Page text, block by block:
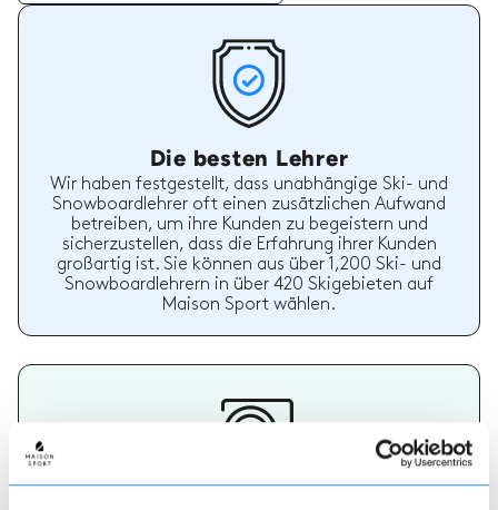
Die besten Lehrer
Wir haben festgestellt, dass unabhängige Ski- und
Snowboardlehrer oft einen zusätzlichen Aufwand
betreiben, um ihre Kunden zu begeistern und
sicherzustellen, dass die Erfahrung ihrer Kunden
großartig ist. Sie können aus über 1,200 Ski- und
Snowboardlehrern in über 420 Skigebieten auf
Maison Sport wählen.